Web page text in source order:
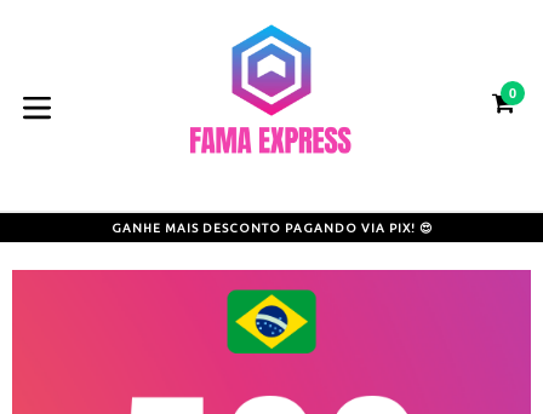
conteúdo
expandir/colapsar
0
GANHE MAIS DESCONTO PAGANDO VIA PIX! 😍